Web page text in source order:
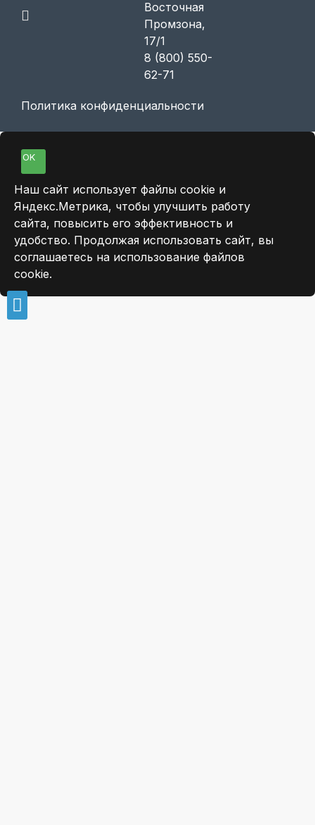
Восточная
Промзона,
17/1
8 (800) 550-
62-71
Политика конфиденциальности
OK
Наш сайт использует файлы cookie и
Яндекс.Метрика, чтобы улучшить работу
сайта, повысить его эффективность и
удобство. Продолжая использовать сайт, вы
соглашаетесь на использование файлов
cookie.